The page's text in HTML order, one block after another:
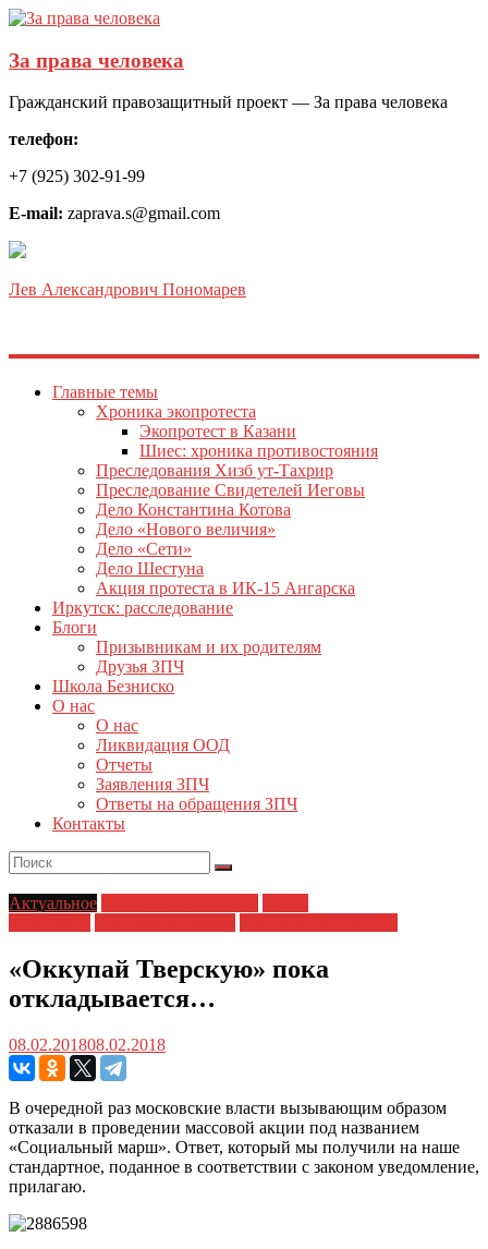
За права человека
Гражданский правозащитный проект — За права человека
телефон:
+7 (925) 302-91-99
E-mail: zaprava.s@gmail.com
Лев Александрович Пономарев
Главные темы
Хроника экопротеста
Экопротест в Казани
Шиес: хроника противостояния
Преследования Хизб ут-Тахрир
Преследование Свидетелей Иеговы
Дело Константина Котова
Дело «Нового величия»
Дело «Сети»
Дело Шестуна
Акция протеста в ИК-15 Ангарска
Иркутск: расследование
Блоги
Призывникам и их родителям
Друзья ЗПЧ
Школа Безниско
О нас
О нас
Ликвидация ООД
Отчеты
Заявления ЗПЧ
Ответы на обращения ЗПЧ
Контакты
Актуальное
«Оккупай Тверскую» пока
откладывается…
08.02.201808.02.2018
В очередной раз московские власти вызывающим образом
отказали в проведении массовой акции под названием
«Социальный марш». Ответ, который мы получили на наше
стандартное, поданное в соответствии с законом уведомление,
прилагаю.